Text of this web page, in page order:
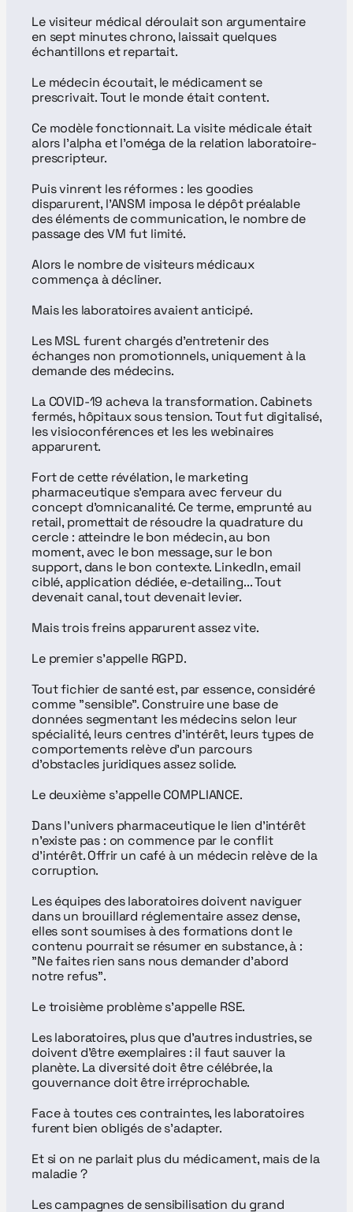
Le visiteur médical déroulait son argumentaire
en sept minutes chrono, laissait quelques
échantillons et repartait.
Le médecin écoutait, le médicament se
prescrivait. Tout le monde était content.
Ce modèle fonctionnait. La visite médicale était
alors l'alpha et l'oméga de la relation laboratoire-
prescripteur.
Puis vinrent les réformes : les goodies
disparurent, l'ANSM imposa le dépôt préalable
des éléments de communication, le nombre de
passage des VM fut limité.
Alors le nombre de visiteurs médicaux
commença à décliner.
Mais les laboratoires avaient anticipé.
Les MSL furent chargés d'entretenir des
échanges non promotionnels, uniquement à la
demande des médecins.
La COVID-19 acheva la transformation. Cabinets
fermés, hôpitaux sous tension. Tout fut digitalisé,
les visioconférences et les les webinaires
apparurent.
Fort de cette révélation, le marketing
pharmaceutique s'empara avec ferveur du
concept d'omnicanalité. Ce terme, emprunté au
retail, promettait de résoudre la quadrature du
cercle : atteindre le bon médecin, au bon
moment, avec le bon message, sur le bon
support, dans le bon contexte. LinkedIn, email
ciblé, application dédiée, e-detailing... Tout
devenait canal, tout devenait levier.
Mais trois freins apparurent assez vite.
Le premier s'appelle RGPD.
Tout fichier de santé est, par essence, considéré
comme "sensible". Construire une base de
données segmentant les médecins selon leur
spécialité, leurs centres d'intérêt, leurs types de
comportements relève d'un parcours
d'obstacles juridiques assez solide.
Le deuxième s'appelle COMPLIANCE.
Dans l'univers pharmaceutique le lien d'intérêt
n'existe pas : on commence par le conflit
d'intérêt. Offrir un café à un médecin relève de la
corruption.
Les équipes des laboratoires doivent naviguer
dans un brouillard réglementaire assez dense,
elles sont soumises à des formations dont le
contenu pourrait se résumer en substance, à :
"Ne faites rien sans nous demander d'abord
notre refus".
Le troisième problème s'appelle RSE.
Les laboratoires, plus que d'autres industries, se
doivent d'être exemplaires : il faut sauver la
planète. La diversité doit être célébrée, la
gouvernance doit être irréprochable.
Face à toutes ces contraintes, les laboratoires
furent bien obligés de s'adapter.
Et si on ne parlait plus du médicament, mais de la
maladie ?
Les campagnes de sensibilisation du grand